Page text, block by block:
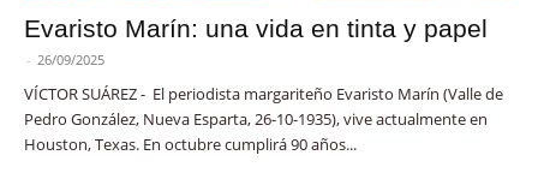
Evaristo Marín: una vida en tinta y papel
- 26/09/2025
VÍCTOR SUÁREZ - El periodista margariteño Evaristo Marín (Valle de
Pedro González, Nueva Esparta, 26-10-1935), vive actualmente en
Houston, Texas. En octubre cumplirá 90 años...